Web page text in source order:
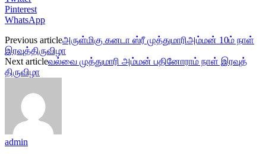
Pinterest
WhatsApp
Previous articleஅருள்மிகு கனடா ஸ்ரீ முத்துமாரிஅம்மன் 10ம் நாள்
இரவுத்திருவிழா
Next articleவல்வை முத்துமாரி அம்மன் பதினோராம் நாள் இரவுத்
திருவிழா
admin